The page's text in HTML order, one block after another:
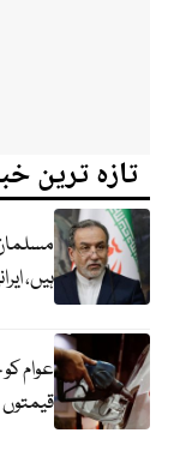
تازہ ترین
ہیں،
عوام